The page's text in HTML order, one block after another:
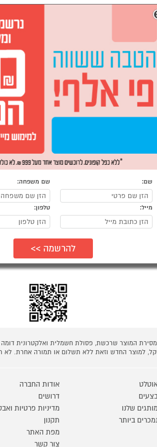
מחשבים וציוד היקפי לבית ולגן ספורט,
לדעת
כמפורט בתקנון
המוצר שרכשת, פסולת חשמלית ואלקטרונית
למוצר החדש וזאת ללא תשלום או תמורה אחרת.
שלנו
ביותר
אודות החברה
דרושים
מדיניות פרטיות
תקנון
מפת האתר
צור קשר
שם: שם משפחה:
מייל: טלפון: